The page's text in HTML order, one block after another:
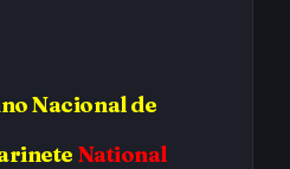
Nacional de
National